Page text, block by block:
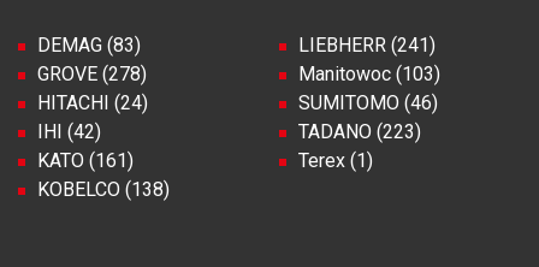
DEMAG (83)
GROVE (278)
HITACHI (24)
IHI (42)
KATO (161)
KOBELCO (138)
LIEBHERR (241)
Manitowoc (103)
SUMITOMO (46)
TADANO (223)
Terex (1)